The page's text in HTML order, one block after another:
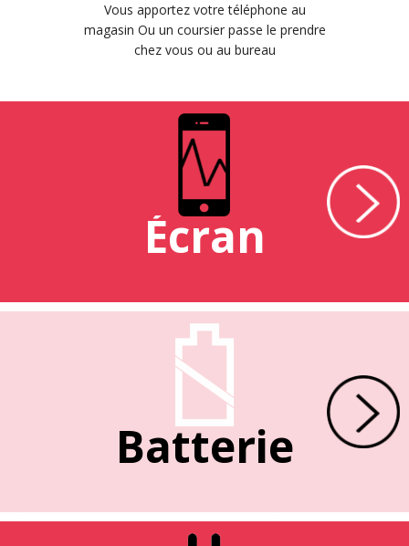
Vous apportez votre téléphone au
magasin Ou un coursier passe le prendre
chez vous ou au bureau
Écran
Batterie